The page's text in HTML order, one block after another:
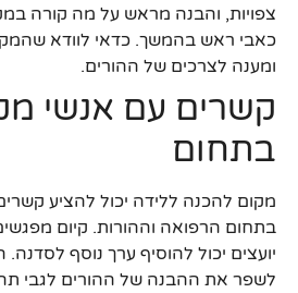
צפויות, והבנה מראש על מה קורה
כאבי ראש בהמשך. כדאי לוודא
ומענה לצרכים של ההורים.
קשרים עם אנשי
בתחום
מקום להכנה ללידה יכול להציע
בתחום הרפואה וההורות. קיום
יועצים יכול להוסיף ערך נוסף לסדנה.
לשפר את ההבנה של ההורים לגבי